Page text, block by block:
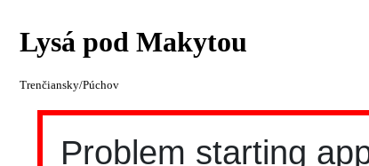
Lysá pod Makytou
Trenčiansky/Púchov